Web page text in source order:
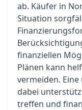
ab. Käufer in
Situation
finanziellen
Plänen kann
vermeiden.
dabei
treffen und